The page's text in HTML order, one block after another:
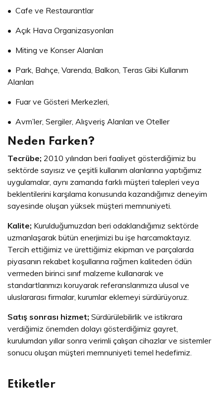
• Cafe ve Restaurantlar
• Açık Hava Organizasyonları
• Miting ve Konser Alanları
• Park, Bahçe, Varenda, Balkon, Teras Gibi Kullanım
Alanları
• Fuar ve Gösteri Merkezleri,
• Avm’ler, Sergiler, Alışveriş Alanları ve Oteller
Neden Farken?
Tecrübe; 2010 yılından beri faaliyet gösterdiğimiz bu
sektörde sayısız ve çeşitli kullanım alanlarına yaptığımız
uygulamalar, aynı zamanda farklı müşteri talepleri veya
beklentilerini karşılama konusunda kazandığımız deneyim
sayesinde oluşan yüksek müşteri memnuniyeti.
Kalite; Kurulduğumuzdan beri odaklandığımız sektörde
uzmanlaşarak bütün enerjimizi bu işe harcamaktayız.
Tercih ettiğimiz ve ürettiğimiz ekipman ve parçalarda
piyasanın rekabet koşullarına rağmen kaliteden ödün
vermeden birinci sınıf malzeme kullanarak ve
standartlarımızı koruyarak referanslarımıza ulusal ve
uluslararası firmalar, kurumlar eklemeyi sürdürüyoruz.
Satış sonrası hizmet; Sürdürülebilirlik ve istikrara
verdiğimiz önemden dolayı gösterdiğimiz gayret,
kurulumdan yıllar sonra verimli çalışan cihazlar ve sistemler
sonucu oluşan müşteri memnuniyeti temel hedefimiz.
Etiketler